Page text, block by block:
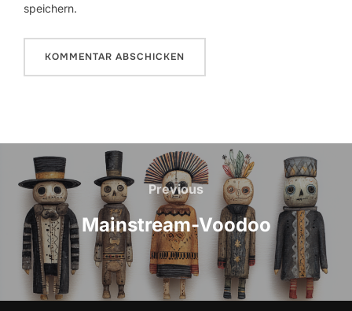
speichern.
Beitrags-
Navigation
Previous
Previous
Mainstream-Voodoo